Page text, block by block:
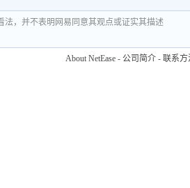
法，并不表明网易同意其观点或证实其描述
About NetEase - 公司简介 - 联系方